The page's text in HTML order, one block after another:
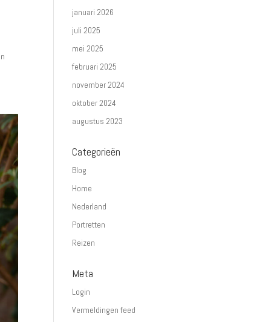
januari 2026
juli 2025
mei 2025
februari 2025
november 2024
oktober 2024
augustus 2023
Categorieën
Blog
Home
Nederland
Portretten
Reizen
Meta
Login
Vermeldingen feed